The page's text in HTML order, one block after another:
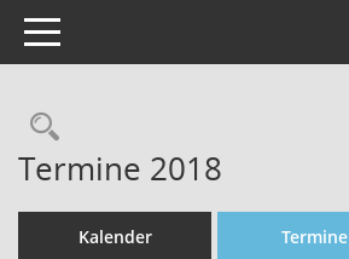
Toggle navigation
Rechercheauswahl
Termine 2018
Kalender Termine